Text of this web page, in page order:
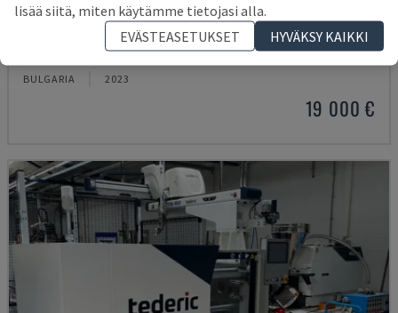
HAITIAN - HYDRAULINEN RUISKUVALUKONE
BULGARIA 2023
19 000 €
lisää siitä, miten käytämme tietojasi alla.
EVÄSTEASETUKSET
HYVÄKSY KAIKKI